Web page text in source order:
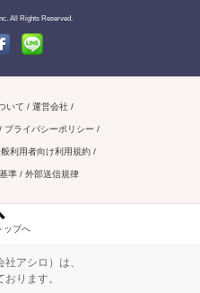
All Rights Reserved.
いて 運営会社
プライバシーポリシー
利用者向け利用規約
準 外部送信規律
ップへ
アシロ）は、
ります。